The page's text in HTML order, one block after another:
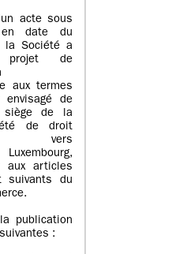
acte sous
date du
Société a
de
aux termes
de
siège de la
de droit
vers
aux articles
suivants du
publication
: